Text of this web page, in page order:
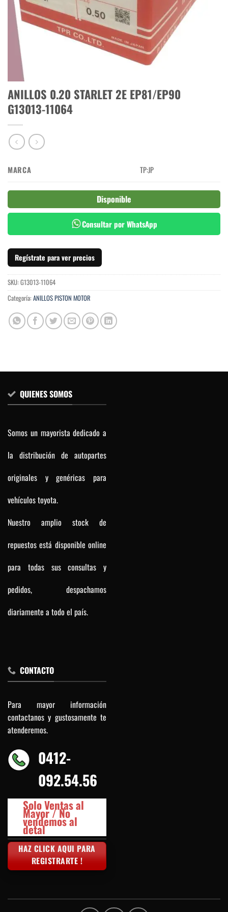
ANILLOS 0.20 STARLET 2E EP81/EP90
G13013-11064
MARCA TP:JP
Disponible
Consultar por WhatsApp
Regístrate para ver precios
SKU: G13013-11064
Categoría: ANILLOS PISTON MOTOR
QUIENES SOMOS
Somos un mayorista dedicado a
la distribución de autopartes
originales y genéricas para
vehículos toyota.
Nuestro amplio stock de
repuestos está disponible online
para todas sus consultas y
pedidos, despachamos
diariamente a todo el país.
CONTACTO
Para mayor información
contactanos y gustosamente te
atenderemos.
0412-
092.54.56
Solo Ventas al
Mayor / No
vendemos al
detal
HAZ CLICK AQUI PARA
REGISTRARTE !